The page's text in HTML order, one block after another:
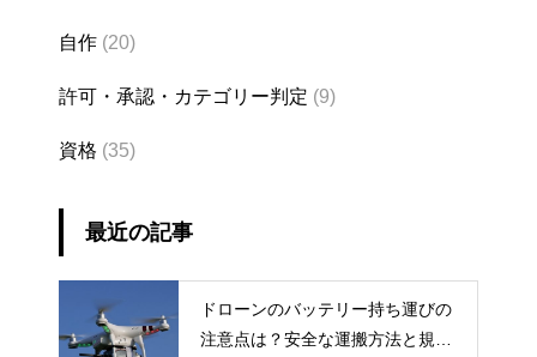
自作 (20)
許可・承認・カテゴリー判定 (9)
資格 (35)
最近の記事
ドローンのバッテリー持ち運びの
注意点は？安全な運搬方法と規制